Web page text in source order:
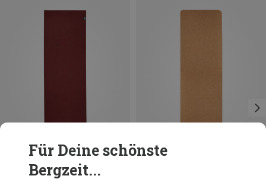
180CM
Für Deine schönste
Bergzeit...